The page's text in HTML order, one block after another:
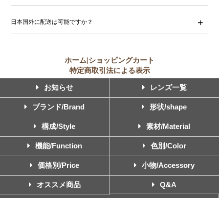
日本国外に配送は可能ですか？
ホーム|ショッピングカート
特定商取引法による表示
お知らせ レンズ一覧
ブランド/Brand 形状/shape
構成/Style 素材/Material
機能/Function 色別/Color
価格別/Price 小物/Accessory
オススメ商品 Q&A